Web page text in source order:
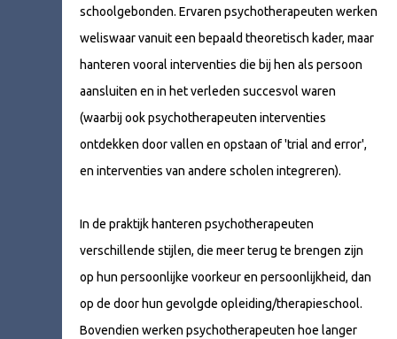
schoolgebonden. Ervaren psychotherapeuten werken
weliswaar vanuit een bepaald theoretisch kader, maar
hanteren vooral interventies die bij hen als persoon
aansluiten en in het verleden succesvol waren
(waarbij ook psychotherapeuten interventies
ontdekken door vallen en opstaan of 'trial and error',
en interventies van andere scholen integreren).
In de praktijk hanteren psychotherapeuten
verschillende stijlen, die meer terug te brengen zijn
op hun persoonlijke voorkeur en persoonlijkheid, dan
op de door hun gevolgde opleiding/therapieschool.
Bovendien werken psychotherapeuten hoe langer